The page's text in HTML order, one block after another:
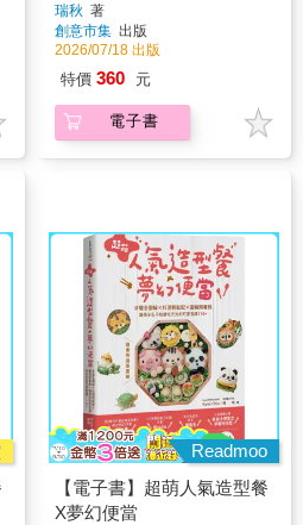
瑞秋 著
創意市集 出版
2026/07/18 出版
特價 360 元
電子書
Readmoo
【電子書】超萌人氣造型餐
X夢幻便當